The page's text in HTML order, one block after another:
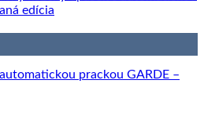
prackou GARDE –